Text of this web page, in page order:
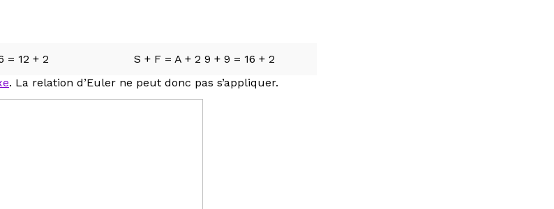
= 12 + 2
S + F = A + 2 9 + 9 = 16 + 2
. La relation d’Euler ne peut donc pas s’appliquer.